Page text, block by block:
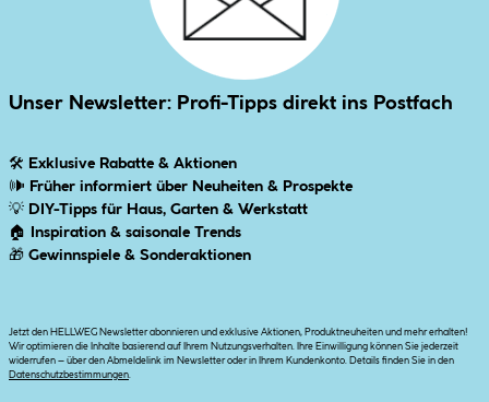
Unser Newsletter: Profi-Tipps direkt ins Postfach
🛠 Exklusive Rabatte & Aktionen
🕪 Früher informiert über Neuheiten & Prospekte
💡 DIY-Tipps für Haus, Garten & Werkstatt
🏠
Inspiration & saisonale Trends
🎁 Gewinnspiele & Sonderaktionen
Jetzt den HELLWEG Newsletter abonnieren und exklusive Aktionen, Produktneuheiten und mehr erhalten!
Wir optimieren die Inhalte basierend auf Ihrem Nutzungsverhalten. Ihre Einwilligung können Sie jederzeit
widerrufen – über den Abmeldelink im Newsletter oder in Ihrem Kundenkonto. Details finden Sie in den
Datenschutzbestimmungen